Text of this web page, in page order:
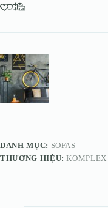
DANH MỤC: SOFAS
THƯƠNG HIỆU:KOMPLEX